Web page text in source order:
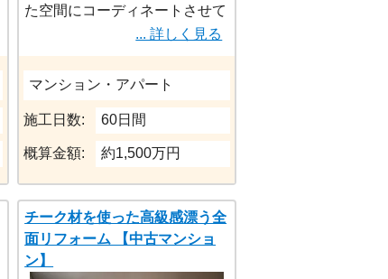
た空間にコーディネートさせて
いただきました。それぞれの室
内ごとにアクセントとなるタイ
ルのテイストを変更しておりま
す。
... 詳しく見る
マンション・アパート
施工日数: 60日間
概算金額: 約1,500万円
チーク材を使った高級感漂う全
面リフォーム 【中古マンショ
ン】